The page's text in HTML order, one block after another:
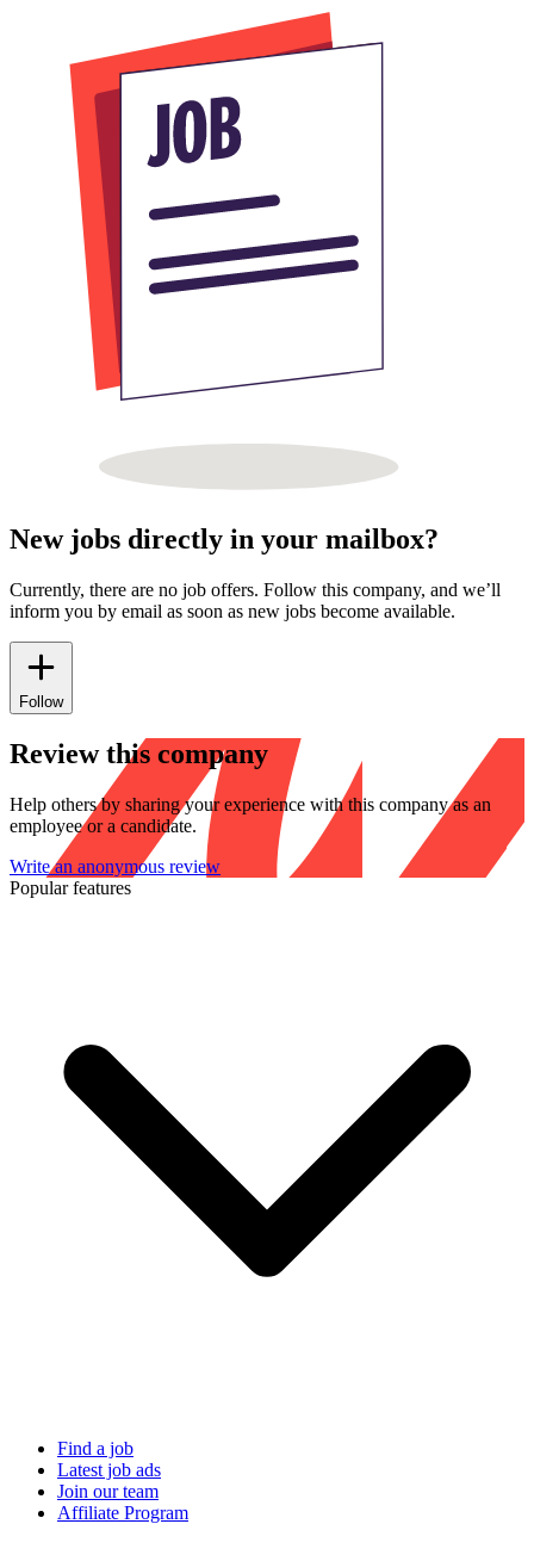
New jobs directly in your mailbox?
Currently, there are no job offers. Follow this company, and we’ll
inform you by email as soon as new jobs become available.
Follow
Review this company
Help others by sharing your experience with this company as an
employee or a candidate.
Write an anonymous review
Popular features
Find a job
Latest job ads
Join our team
Affiliate Program